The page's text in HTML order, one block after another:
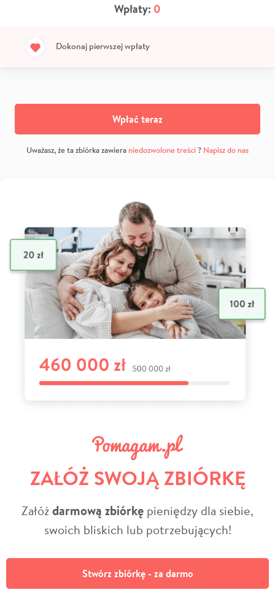
Wpłaty: 0
Dokonaj pierwszej wpłaty
Wpłać teraz
Uważasz, że ta zbiórka zawiera niedozwolone treści? Napisz do nas
ZAŁÓŻ SWOJĄ ZBIÓRKĘ
Załóżdarmową zbiórkę pieniędzy dla siebie,
swoich bliskich lub potrzebujących!
Stwórz zbiórkę - za darmo